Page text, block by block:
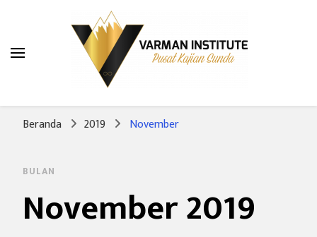
Varman Institute
Pusat Kajian Sunda
Beranda 2019 November
BULAN
November 2019